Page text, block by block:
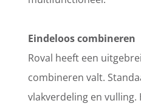
Eindeloos combineren
Roval heeft een
combineren valt.
vlakverdeling en